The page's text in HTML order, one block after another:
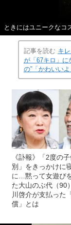
ときにはユニークなコ
記事を読む キ
が「67キロ」に
の”「かわいい
《訃報》「2度の
別」をきっかけに
に…黙って女遊び
た大山のぶ代（90
川啓介が支払った
償」とは